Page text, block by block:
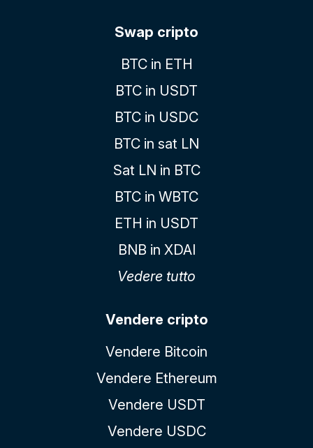
Swap cripto
BTC in ETH
BTC in USDT
BTC in USDC
BTC in sat LN
Sat LN in BTC
BTC in WBTC
ETH in USDT
BNB in XDAI
Vedere tutto
Vendere cripto
Vendere Bitcoin
Vendere Ethereum
Vendere USDT
Vendere USDC